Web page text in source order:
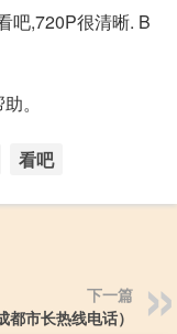
吧,720P很清晰. B
。
看吧
下一篇
市长热线电话）